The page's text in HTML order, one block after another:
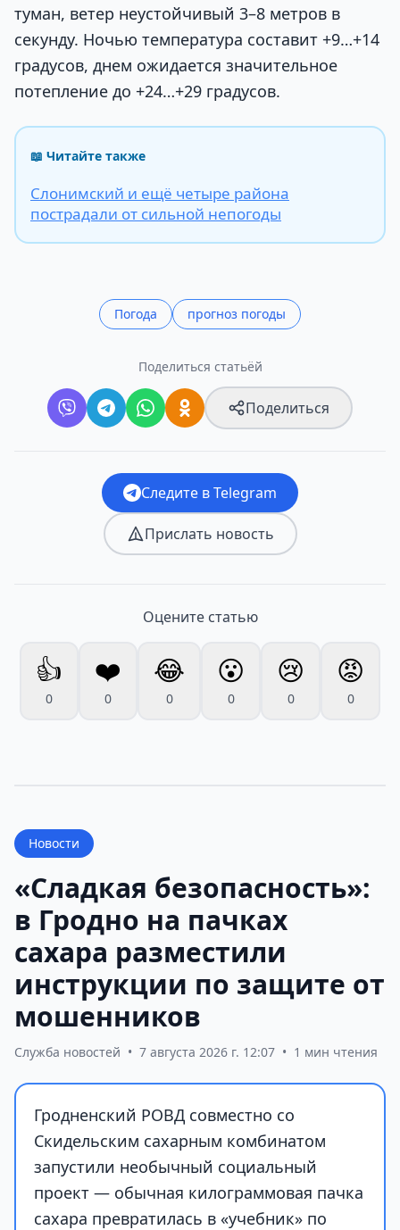
туман, ветер неустойчивый 3–8 метров в
секунду. Ночью температура составит +9…+14
градусов, днем ожидается значительное
потепление до +24…+29 градусов.
📖 Читайте также
Слонимский и ещё четыре района
пострадали от сильной непогоды
Погода прогноз погоды
Поделиться статьёй
Поделиться
Следите в Telegram
Прислать новость
Оцените статью
👍
0
❤️
0
😂
0
😮
0
😢
0
😡
0
Новости
«Сладкая безопасность»:
в Гродно на пачках
сахара разместили
инструкции по защите от
мошенников
Служба новостей • 7 августа 2026 г. 12:07 • 1 мин чтения
Гродненский РОВД совместно со
Скидельским сахарным комбинатом
запустили необычный социальный
проект — обычная килограммовая пачка
сахара превратилась в «учебник» по